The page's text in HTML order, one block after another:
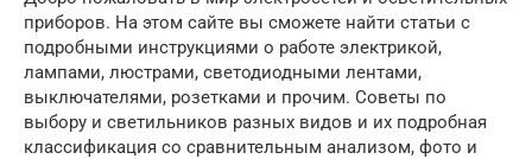
приборов. На этом сайте вы сможете найти статьи с
подробными инструкциями о работе электрикой,
лампами, люстрами, светодиодными лентами,
выключателями, розетками и прочим. Советы по
выбору и светильников разных видов и их подробная
классификация со сравнительным анализом, фото и